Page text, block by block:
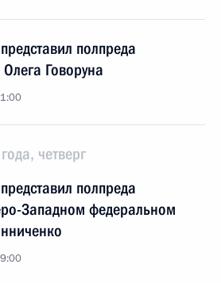
полпреда
Говоруна
четверг
полпреда
Западном федеральном